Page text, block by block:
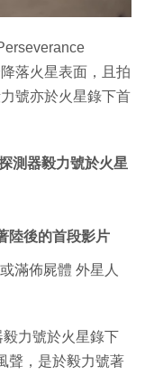
落火星表面，且拍
號亦於火星錄下首
測器毅力號於火星
陸後的首段影片
滿佈屍體 外星人
力號於火星錄下
聲，是於毅力號著